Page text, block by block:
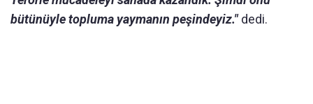
bütünüyle topluma yaymanın peşindeyiz."dedi.